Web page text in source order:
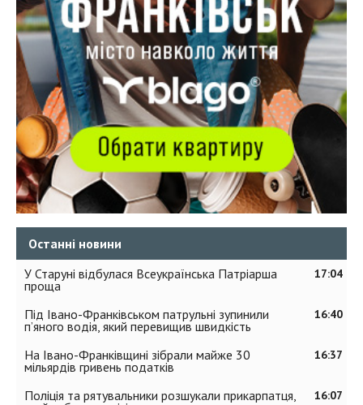
Останні новини
17:04
У Старуні відбулася Всеукраїнська Патріарша
проща
16:40
Під Івано-Франківськом патрульні зупинили
п’яного водія, який перевищив швидкість
16:37
На Івано-Франківщині зібрали майже 30
мільярдів гривень податків
16:07
Поліція та рятувальники розшукали прикарпатця,